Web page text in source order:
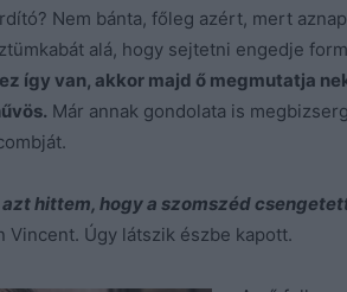
Nem bánta, főleg azért, mert
alá, hogy sejtetni engedje
így van, akkor majd ő megmutatja
Már annak gondolata is
hittem, hogy a szomszéd
Vincent. Úgy látszik észbe kapott.